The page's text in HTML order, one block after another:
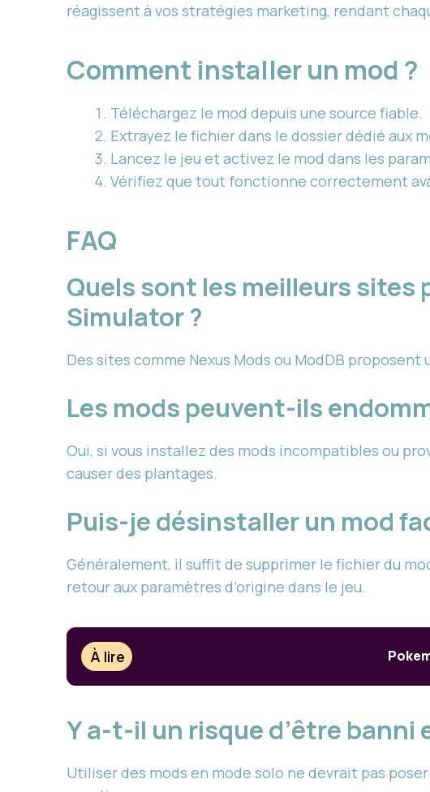
réagissent à vos stratégies marketing, rendant
Comment installer un mod ?
Téléchargez le mod depuis une source fiable.
Extrayez le fichier dans le dossier dédié aux
Lancez le jeu et activez le mod dans les
Vérifiez que tout fonctionne correctement
FAQ
Quels sont les meilleurs sites
Simulator ?
Des sites comme Nexus Mods ou ModDB
Les mods peuvent-ils
Oui, si vous installez des mods incompatibles ou
causer des plantages.
Puis-je désinstaller un mod
Généralement, il suffit de supprimer le fichier du
retour aux paramètres d’origine dans le jeu.
À lire
Y a-t-il un risque d’être banni
Utiliser des mods en mode solo ne devrait pas